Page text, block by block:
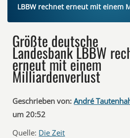
LBBW rechnet erneut mit einem
Größte deutsche
Landesbank LBBW
erneut mit einem
Milliardenverlust
Geschrieben von: André
um 20:52
Quelle: Die Zeit